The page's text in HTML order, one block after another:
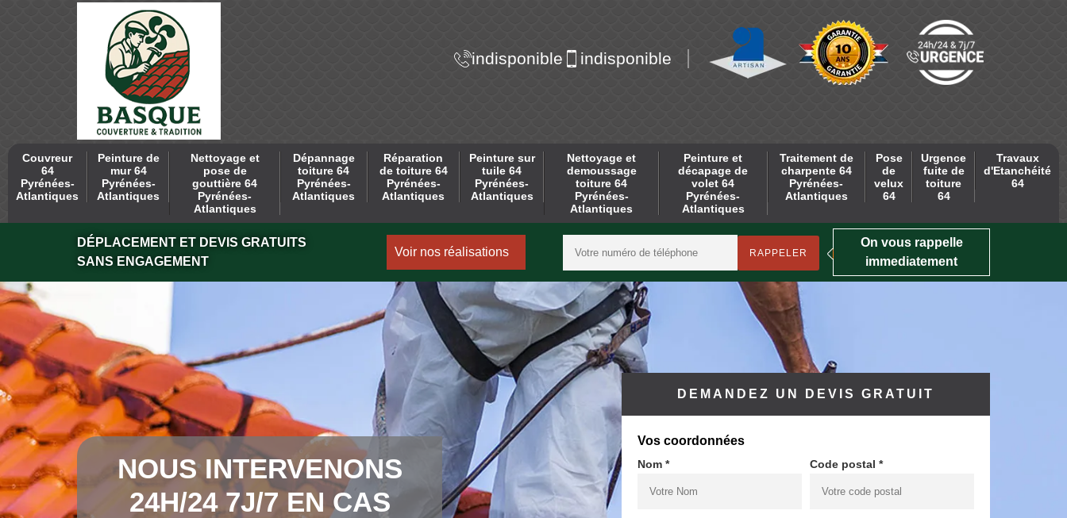
indisponible indisponible
Couvreur
64
Pyrénées-
Atlantiques
Peinture de
mur 64
Pyrénées-
Atlantiques
Nettoyage et
pose de
gouttière 64
Pyrénées-
Atlantiques
Dépannage
toiture 64
Pyrénées-
Atlantiques
Réparation
de toiture 64
Pyrénées-
Atlantiques
Peinture sur
tuile 64
Pyrénées-
Atlantiques
Nettoyage et
demoussage
toiture 64
Pyrénées-
Atlantiques
Peinture et
décapage de
volet 64
Pyrénées-
Atlantiques
Traitement de
charpente 64
Pyrénées-
Atlantiques
Pose
de
velux
64
Urgence
fuite de
toiture
64
Travaux
d'Etanchéité
64
DÉPLACEMENT ET DEVIS GRATUITS
SANS ENGAGEMENT
Voir nos réalisations
On vous rappelle
immediatement
NOUS INTERVENONS
24H/24 7J/7 EN CAS
DEMANDEZ UN DEVIS GRATUIT
Vos coordonnées
Nom * Code postal *